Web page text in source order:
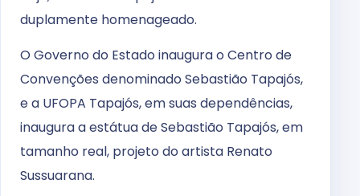
duplamente homenageado.
O Governo do Estado inaugura o Centro de
Convenções denominado Sebastião Tapajós,
e a UFOPA Tapajós, em suas dependências,
inaugura a estátua de Sebastião Tapajós, em
tamanho real, projeto do artista Renato
Sussuarana.